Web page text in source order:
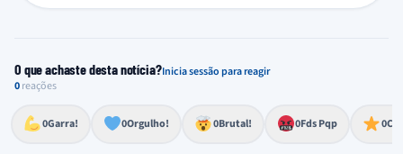
O que achaste desta notícia?Inicia sessão para reagir
0reações
0Garra!
Esforço, determinação, aprovação forte
0Orgulho!
Lealdade, amor clubístico, sentimento profundo
0Brutal!
Impressionante, chocante, de grande impacto 0Fds Pqp
Reação de desespero, raiva, frustração ou espanto extremo 0
Excelência, destaque, o melhor